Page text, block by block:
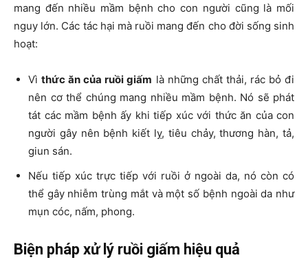
mang đến nhiều mầm bệnh cho con người cũng là mối
nguy lớn. Các tác hại mà ruồi mang đến cho đời sống sinh
hoạt:
Vìthức ăn của ruồi giấm là những chất thải, rác bỏ đi
nên cơ thể chúng mang nhiều mầm bệnh. Nó sẽ phát
tát các mầm bệnh ấy khi tiếp xúc với thức ăn của con
người gây nên bệnh kiết lỵ, tiêu chảy, thương hàn, tả,
giun sán.
Nếu tiếp xúc trực tiếp với ruồi ở ngoài da, nó còn có
thể gây nhiễm trùng mắt và một số bệnh ngoài da như
mụn cóc, nấm, phong.
Biện pháp xử lý ruồi giấm hiệu quả